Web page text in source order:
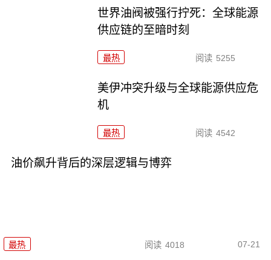
世界油阀被强行拧死：全球能源
供应链的至暗时刻
最热 阅读 5255
美伊冲突升级与全球能源供应危
机
最热 阅读 4542
油价飙升背后的深层逻辑与博弈
最热 阅读 4018 07-21